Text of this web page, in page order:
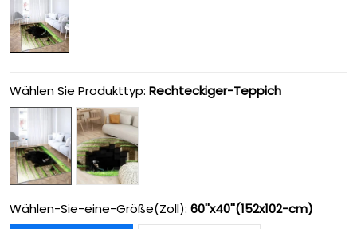
Wählen Sie Produkttyp: Rechteckiger-Teppich
Wählen-Sie-eine-Größe(Zoll): 60''x40''(152x102-cm)